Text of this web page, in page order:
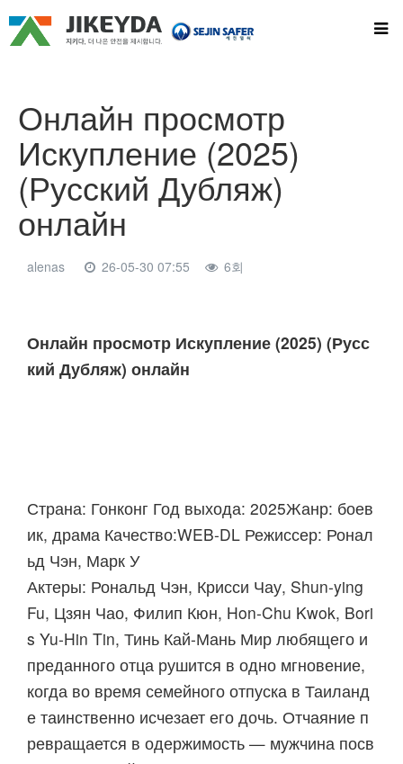
Онлайн просмотр
Искупление (2025)
(Русский Дубляж)
онлайн
alenas 26-05-30 07:55 6회
본문
Онлайн просмотр Искупление (2025) (Русс
кий Дубляж) онлайн
Страна: Гонконг Год выхода: 2025Жанр: боев
ик, драма Качество:WEB-DL Режиссер: Ронал
ьд Чэн, Марк У
Актеры: Рональд Чэн, Крисси Чау, Shun-ying
Fu, Цзян Чао, Филип Кюн, Hon-Chu Kwok, Bori
s Yu-Hin Tin, Тинь Кай-Мань Мир любящего и
преданного отца рушится в одно мгновение,
когда во время семейного отпуска в Таиланд
е таинственно исчезает его дочь. Отчаяние п
ревращается в одержимость — мужчина посв